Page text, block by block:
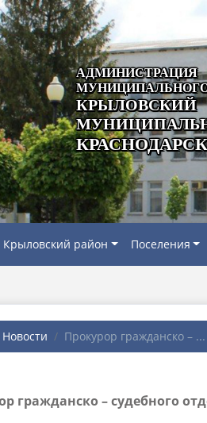
АДМИНИСТРАЦИЯ
КРЫЛОВСКИЙ
район Поселения
Новости Прокурор гражданско – ...
гражданско – судебного